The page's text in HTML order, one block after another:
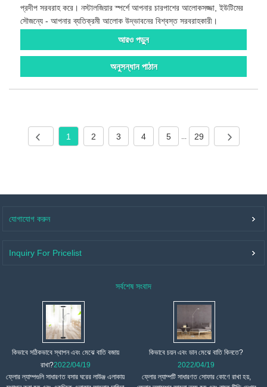
প্রদীপ সরবরাহ করে। নস্টালজিয়ার স্পর্শে আপনার চারপাশের আলোকসজ্জা, ইউটিমের
সৌজন্যে - আপনার ব্যতিক্রমী আলোক উদ্ভাবনের বিশ্বস্ত সরবরাহকারী।
আরও পড়ুন
অনুসন্ধান পাঠান
1 2 3 4 5 ... 29
যোগাযোগ করুন
Inquiry For Pricelist
সর্বশেষ সংবাদ
কিভাবে সঠিকভাবে স্থাপন এবং মেঝে বাতি বজায়
রাখা?2022/04/19
ফ্লোর ল্যাম্পগুলি সাধারণত বসার ঘরের লাউঞ্জ এলাকায়
কিভাবে চয়ন এবং ডান মেঝে বাতি কিনতে?
2022/04/19
ফ্লোর ল্যাম্পটি সাধারণত সোফার কোণে রাখা হয়,